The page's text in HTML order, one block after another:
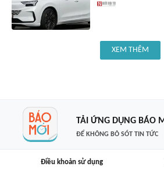
XEM THÊM
TẢI ỨNG DỤNG BÁO
ĐỂ KHÔNG BỎ SÓT TIN TỨC
Điều khoản sử dụng